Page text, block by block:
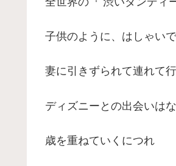
子供のように、はしゃい
妻に引きずられて連れて
ディズニーとの出会いは
歳を重ねていくにつれ